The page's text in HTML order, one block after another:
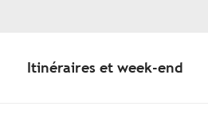
Itinéraires et week-end